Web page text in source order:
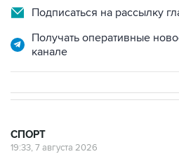
Подписаться на рассылку
Получать оперативные
канале
СПОРТ
19:33, 7 августа 2026